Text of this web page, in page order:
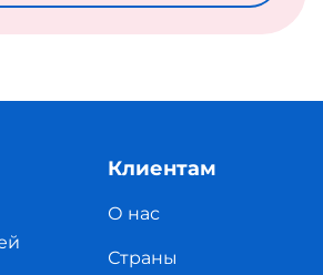
Клиентам
О нас
Страны